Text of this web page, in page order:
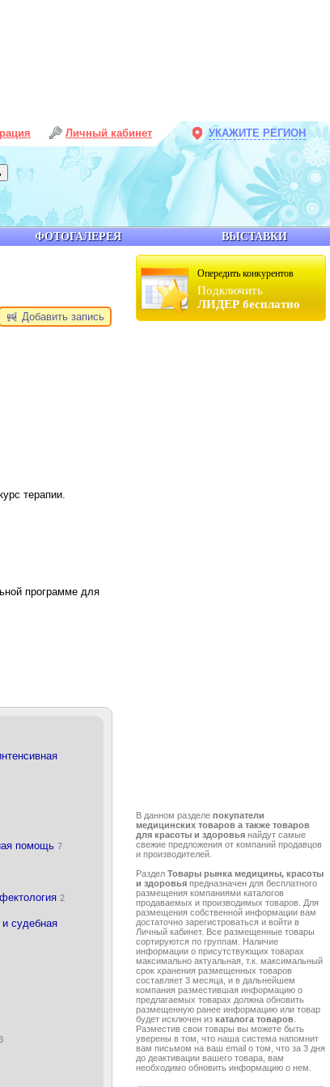
Опередить конкурентов
Подключить
ЛИДЕР бесплатно
В данном разделе покупатели
медицинских товаров а также товаров
для красоты и здоровья найдут самые
свежие предложения от компаний продавцов
и производителей.
Раздел Товары рынка медицины, красоты
и здоровья предназначен для бесплатного
размещения компаниями каталогов
продаваемых и производимых товаров. Для
размещения собственной информации вам
достаточно зарегистроваться и войти в
Личный кабинет. Все размещенные товары
сортируются по группам. Наличие
информации о присутствующих товарах
максимально актуальная, т.к. максимальный
срок хранения размещенных товаров
составляет 3 месяца, и в дальнейшем
компания разместившая информацию о
предлагаемых товарах должна обновить
размещенную ранее информацию или товар
будет исключен из каталога товаров
Разместив свои товары вы можете быть
уверены в том, что наша система напомнит
вам письмом на ваш email о том, что за 3 дня
до деактивации вашего товара, вам
необходимо обновить информацию о нем.
Добавить запись
терапии.
программе для
помощь7
2
судебная
ФОТОГАЛЕРЕЯ ВЫСТАВКИ
Личный кабинет УКАЖИТЕ РЕГИОН